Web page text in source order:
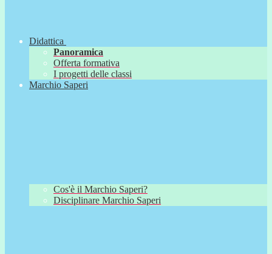
Didattica
Panoramica
Offerta formativa
I progetti delle classi
Marchio Saperi
Cos'è il Marchio Saperi?
Disciplinare Marchio Saperi